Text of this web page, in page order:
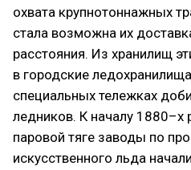
охвата крупнотоннажных
стала возможна их
расстояния. Из хранилищ
в городские
специальных тележках
ледников. К началу
паровой тяге заводы по
искусственного льда